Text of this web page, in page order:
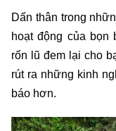
Dấn thân trong
hoạt động của bọn
rốn lũ đem lại cho
rút ra những kinh
báo hơn.